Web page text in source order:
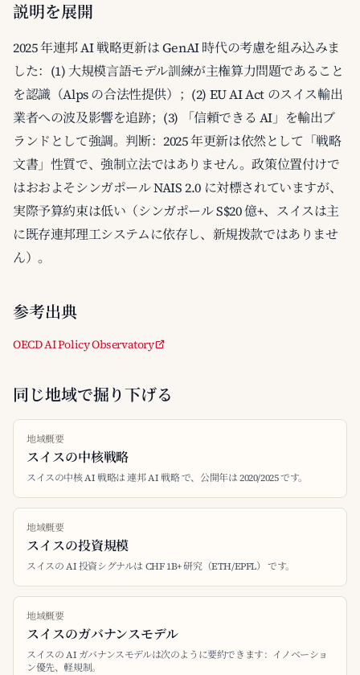
説明を展開
2025 年連邦 AI 戦略更新は GenAI 時代の考慮を組み込みま
した：(1) 大規模言語モデル訓練が主権算力問題であること
を認識（Alps の合法性提供）；(2) EU AI Act のスイス輸出
業者への波及影響を追跡；(3) 「信頼できる AI」を輸出ブ
ランドとして強調。判断：2025 年更新は依然として「戦略
文書」性質で、強制立法ではありません。政策位置付けで
はおおよそシンガポール NAIS 2.0 に対標されていますが、
実際予算約束は低い（シンガポール S$20 億+、スイスは主
に既存連邦理工システムに依存し、新規拨款ではありませ
ん）。
参考出典
OECD AI Policy Observatory
同じ地域で掘り下げる
地域概要
スイスの中核戦略
スイスの中核 AI 戦略は 連邦 AI 戦略 で、公開年は 2020/2025 です。
地域概要
スイスの投資規模
スイスの AI 投資シグナルは CHF 1B+ 研究（ETH/EPFL） です。
地域概要
スイスのガバナンスモデル
スイスの AI ガバナンスモデルは次のように要約できます：イノベーショ
ン優先、軽規制。